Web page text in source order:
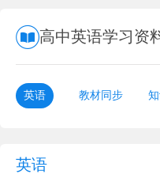
高中英语学习资
英语 教材同步
英语